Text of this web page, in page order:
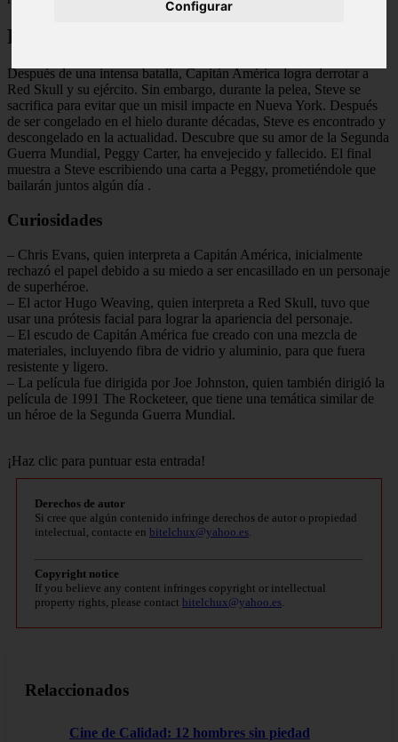
Configurar
Final Explicado
Después de una intensa batalla, Capitán América logra derrotar a
Red Skull y su ejército. Sin embargo, durante la pelea, Steve se
sacrifica para evitar que un misil impacte en Nueva York. Después
de ser congelado en el hielo durante décadas, Steve es encontrado y
descongelado en la actualidad. Descubre que su amor de la Segunda
Guerra Mundial, Peggy Carter, ha envejecido y fallecido. El final
muestra a Steve escribiendo una carta a Peggy, prometiéndole que
bailarán juntos algún día .
Curiosidades
– Chris Evans, quien interpreta a Capitán América, inicialmente
rechazó el papel debido a su miedo a ser encasillado en un personaje
de superhéroe.
– El actor Hugo Weaving, quien interpreta a Red Skull, tuvo que
usar una prótesis facial para lograr la apariencia del personaje.
– El escudo de Capitán América fue creado con una mezcla de
materiales, incluyendo fibra de vidrio y aluminio, para que fuera
resistente y ligero.
– La película fue dirigida por Joe Johnston, quien también dirigió la
película de 1991 The Rocketeer, que tiene una temática similar de
un héroe de la Segunda Guerra Mundial.
¡Haz clic para puntuar esta entrada!
Derechos de autor
Si cree que algún contenido infringe derechos de autor o propiedad
intelectual, contacte en bitelchux@yahoo.es
Copyright notice
If you believe any content infringes copyright or intellectual
property rights, please contact bitelchux@yahoo.es
Relaccionados
Cine de Calidad: 12 hombres sin piedad